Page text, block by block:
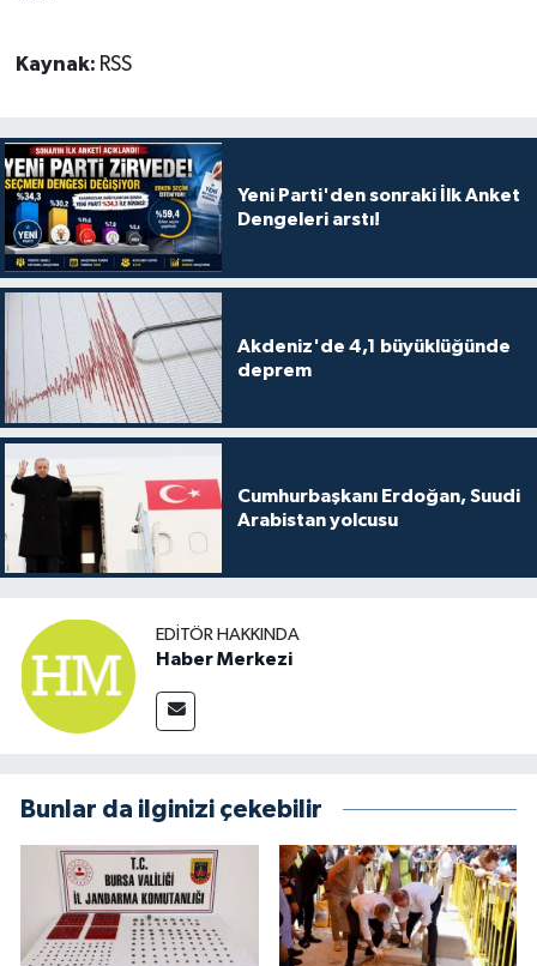
Kaynak: RSS
Yeni Parti'den sonraki İlk Anket
Dengeleri arstı!
Akdeniz'de 4,1 büyüklüğünde
deprem
Cumhurbaşkanı Erdoğan, Suudi
Arabistan yolcusu
EDITÖR HAKKINDA
Haber Merkezi
Bunlar da ilginizi çekebilir